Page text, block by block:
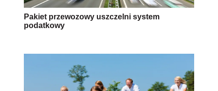
Pakiet przewozowy uszczelni system
podatkowy